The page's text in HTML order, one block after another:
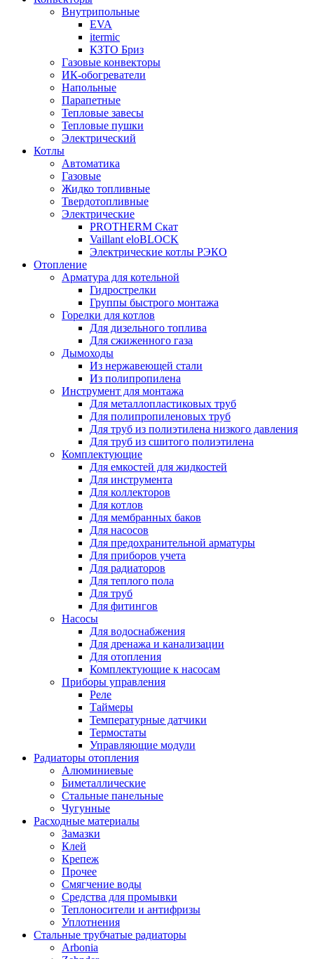
Внутрипольные
EVA
itermic
КЗТО Бриз
Газовые конвекторы
ИК-обогреватели
Напольные
Парапетные
Тепловые завесы
Тепловые пушки
Электрический
Котлы
Автоматика
Газовые
Жидко топливные
Твердотопливные
Электрические
PROTHERM Скат
Vaillant eloBLOCK
Электрические котлы РЭКО
Отопление
Арматура для котельной
Гидрострелки
Группы быстрого монтажа
Горелки для котлов
Для дизельного топлива
Для сжиженного газа
Дымоходы
Из нержавеющей стали
Из полипропилена
Инструмент для монтажа
Для металлопластиковых труб
Для полипропиленовых труб
Для труб из полиэтилена низкого давления
Для труб из сшитого полиэтилена
Комплектующие
Для емкостей для жидкостей
Для инструмента
Для коллекторов
Для котлов
Для мембранных баков
Для насосов
Для предохранительной арматуры
Для приборов учета
Для радиаторов
Для теплого пола
Для труб
Для фитингов
Насосы
Для водоснабжения
Для дренажа и канализации
Для отопления
Комплектующие к насосам
Приборы управления
Реле
Таймеры
Температурные датчики
Термостаты
Управляющие модули
Радиаторы отопления
Алюминиевые
Биметаллические
Стальные панельные
Чугунные
Расходные материалы
Замазки
Клей
Крепеж
Прочее
Смягчение воды
Средства для промывки
Теплоносители и антифризы
Уплотнения
Стальные трубчатые радиаторы
Arbonia